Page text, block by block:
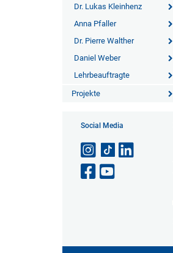
Dr. Lukas Kleinhenz
Anna Pfaller
Dr. Pierre Walther
Daniel Weber
Lehrbeauftragte
Projekte
Social Media